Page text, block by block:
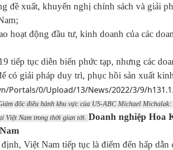
đề xuất, khuyến nghị chính sách và giải
hoạt động đầu tư, kinh doanh của các
tiếp tục diễn biến phức tạp, nhưng các
có giải pháp duy trì, phục hồi sản xuất
đốc điều hành khu vực của US-ABC Michael
Việt Nam trong thời gian tới. Doanh nghiệp Hoa
Việt Nam tiếp tục là điểm đến hấp